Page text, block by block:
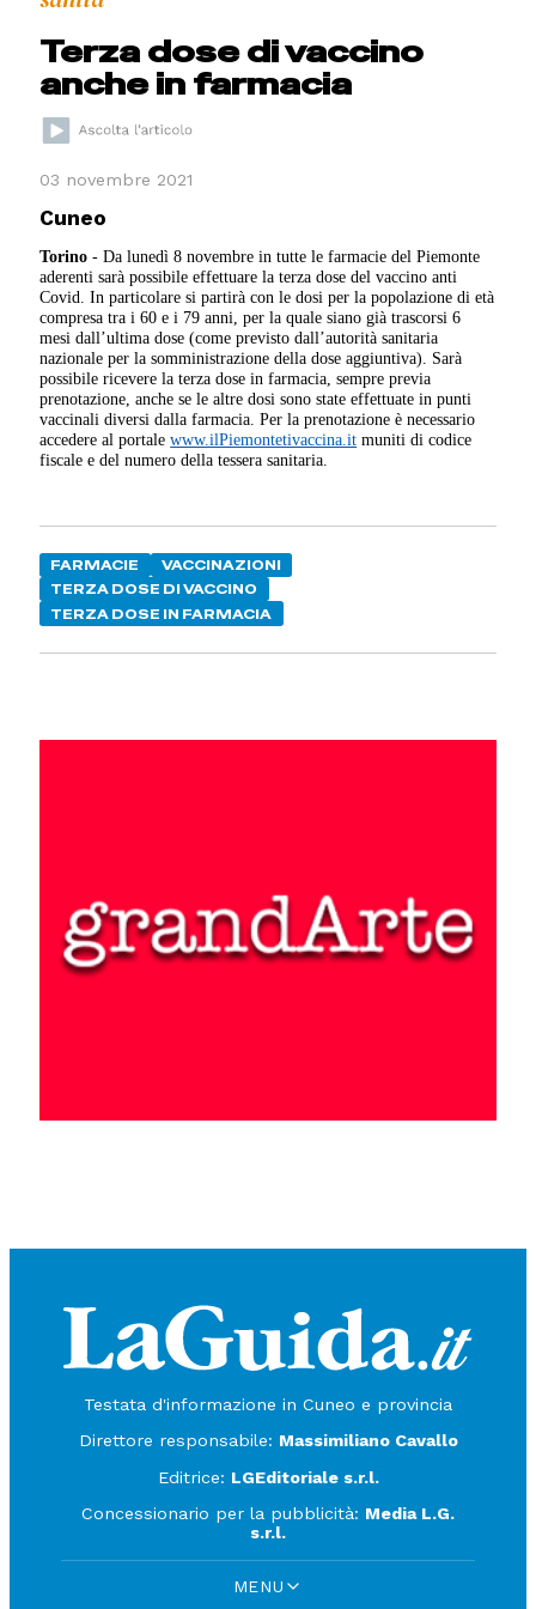
Terza dose di vaccino
anche in farmacia
03 novembre 2021
Cuneo
Torino - Da lunedì 8 novembre in tutte le farmacie del Piemonte
aderenti sarà possibile effettuare la terza dose del vaccino anti
Covid. In particolare si partirà con le dosi per la popolazione di età
compresa tra i 60 e i 79 anni, per la quale siano già trascorsi 6
mesi dall’ultima dose (come previsto dall’autorità sanitaria
nazionale per la somministrazione della dose aggiuntiva). Sarà
possibile ricevere la terza dose in farmacia, sempre previa
prenotazione, anche se le altre dosi sono state effettuate in punti
vaccinali diversi dalla farmacia. Per la prenotazione è necessario
accedere al portalewww.ilPiemontetivaccina.it muniti di codice
fiscale e del numero della tessera sanitaria.
FARMACIE
VACCINAZIONI
TERZA DOSE DI VACCINO
TERZA DOSE IN FARMACIA
Testata d'informazione in Cuneo e provincia
Direttore responsabile: Massimiliano Cavallo
Editrice: LGEditoriale s.r.l.
Concessionario per la pubblicità: Media L.G.
s.r.l.
MENU